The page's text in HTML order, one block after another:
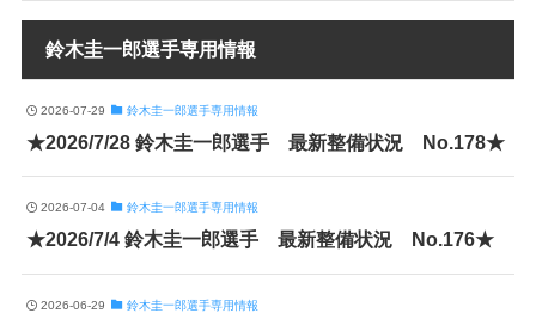
鈴木圭一郎選手専用情報
2026-07-29 鈴木圭一郎選手専用情報
★2026/7/28 鈴木圭一郎選手 最新整備状況 No.178★
2026-07-04 鈴木圭一郎選手専用情報
★2026/7/4 鈴木圭一郎選手 最新整備状況 No.176★
2026-06-29 鈴木圭一郎選手専用情報